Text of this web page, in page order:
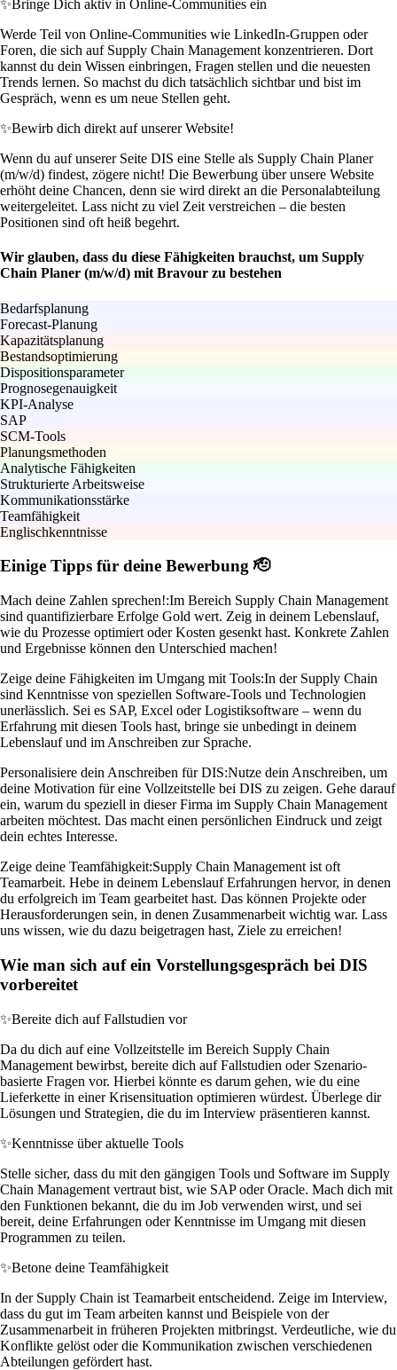
✨ Bringe Dich aktiv in Online-Communities ein
Werde Teil von Online-Communities wie LinkedIn-Gruppen oder
Foren, die sich auf Supply Chain Management konzentrieren. Dort
kannst du dein Wissen einbringen, Fragen stellen und die neuesten
Trends lernen. So machst du dich tatsächlich sichtbar und bist im
Gespräch, wenn es um neue Stellen geht.
✨Bewirb dich direkt auf unserer Website!
Wenn du auf unserer Seite DIS eine Stelle als Supply Chain Planer
(m/w/d) findest, zögere nicht! Die Bewerbung über unsere Website
erhöht deine Chancen, denn sie wird direkt an die Personalabteilung
weitergeleitet. Lass nicht zu viel Zeit verstreichen – die besten
Positionen sind oft heiß begehrt.
Wir glauben, dass du diese Fähigkeiten brauchst, um Supply
Chain Planer (m/w/d) mit Bravour zu bestehen
Bedarfsplanung
Forecast-Planung
Kapazitätsplanung
Bestandsoptimierung
Dispositionsparameter
Prognosegenauigkeit
KPI-Analyse
SAP
SCM-Tools
Planungsmethoden
Analytische Fähigkeiten
Strukturierte Arbeitsweise
Kommunikationsstärke
Teamfähigkeit
Englischkenntnisse
Einige Tipps für deine Bewerbung 🫡
Mach deine Zahlen sprechen!:Im Bereich Supply Chain Management
sind quantifizierbare Erfolge Gold wert. Zeig in deinem Lebenslauf,
wie du Prozesse optimiert oder Kosten gesenkt hast. Konkrete Zahlen
und Ergebnisse können den Unterschied machen!
Zeige deine Fähigkeiten im Umgang mit Tools:In der Supply Chain
sind Kenntnisse von speziellen Software-Tools und Technologien
unerlässlich. Sei es SAP, Excel oder Logistiksoftware – wenn du
Erfahrung mit diesen Tools hast, bringe sie unbedingt in deinem
Lebenslauf und im Anschreiben zur Sprache.
Personalisiere dein Anschreiben für DIS:Nutze dein Anschreiben, um
deine Motivation für eine Vollzeitstelle bei DIS zu zeigen. Gehe darauf
ein, warum du speziell in dieser Firma im Supply Chain Management
arbeiten möchtest. Das macht einen persönlichen Eindruck und zeigt
dein echtes Interesse.
Zeige deine Teamfähigkeit:Supply Chain Management ist oft
Teamarbeit. Hebe in deinem Lebenslauf Erfahrungen hervor, in denen
du erfolgreich im Team gearbeitet hast. Das können Projekte oder
Herausforderungen sein, in denen Zusammenarbeit wichtig war. Lass
uns wissen, wie du dazu beigetragen hast, Ziele zu erreichen!
Wie man sich auf ein Vorstellungsgespräch bei DIS
vorbereitet
✨Bereite dich auf Fallstudien vor
Da du dich auf eine Vollzeitstelle im Bereich Supply Chain
Management bewirbst, bereite dich auf Fallstudien oder Szenario-
basierte Fragen vor. Hierbei könnte es darum gehen, wie du eine
Lieferkette in einer Krisensituation optimieren würdest. Überlege dir
Lösungen und Strategien, die du im Interview präsentieren kannst.
✨Kenntnisse über aktuelle Tools
Stelle sicher, dass du mit den gängigen Tools und Software im Supply
Chain Management vertraut bist, wie SAP oder Oracle. Mach dich mit
den Funktionen bekannt, die du im Job verwenden wirst, und sei
bereit, deine Erfahrungen oder Kenntnisse im Umgang mit diesen
Programmen zu teilen.
✨Betone deine Teamfähigkeit
In der Supply Chain ist Teamarbeit entscheidend. Zeige im Interview,
dass du gut im Team arbeiten kannst und Beispiele von der
Zusammenarbeit in früheren Projekten mitbringst. Verdeutliche, wie du
Konflikte gelöst oder die Kommunikation zwischen verschiedenen
Abteilungen gefördert hast.